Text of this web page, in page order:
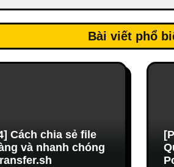
Bài viết phổ
Cách chia sẻ file
và nhanh chóng